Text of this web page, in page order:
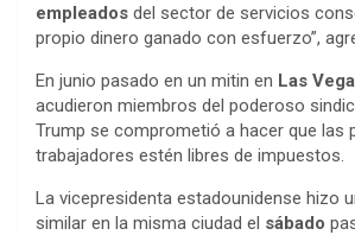
empleados del sector de servicios
propio dinero ganado con esfuerzo”,
En junio pasado en un mitin en Las
acudieron miembros del poderoso
Trump se comprometió a hacer que las
trabajadores estén libres de impuestos.
La vicepresidenta estadounidense hizo
similar en la misma ciudad el sábado